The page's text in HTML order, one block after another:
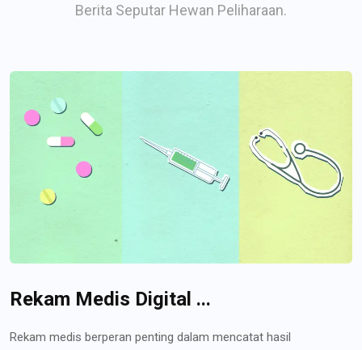
Berita Seputar Hewan Peliharaan.
Rekam Medis Digital ...
Rekam medis berperan penting dalam mencatat hasil